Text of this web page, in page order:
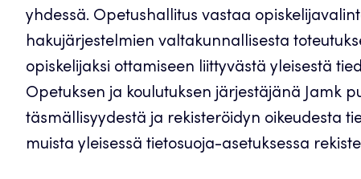
yhdessä. Opetushallitus vastaa
hakujärjestelmien valtakunnallisesta
opiskelijaksi ottamiseen liittyvästä yleisestä
Opetuksen ja koulutuksen järjestäjänä Jamk
täsmällisyydestä ja rekisteröidyn oikeudesta
muista yleisessä tietosuoja-asetuksessa